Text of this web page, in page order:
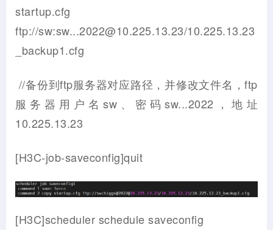
startup.cfg
ftp://sw:sw...2022@10.225.13.23/10.225.13.23
_backup1.cfg
//备份到ftp服务器对应路径，并修改文件名，ftp
服务器用户名sw、密码sw...2022，地址
10.225.13.23
[H3C-job-saveconfig]quit
[H3C]scheduler schedule saveconfig